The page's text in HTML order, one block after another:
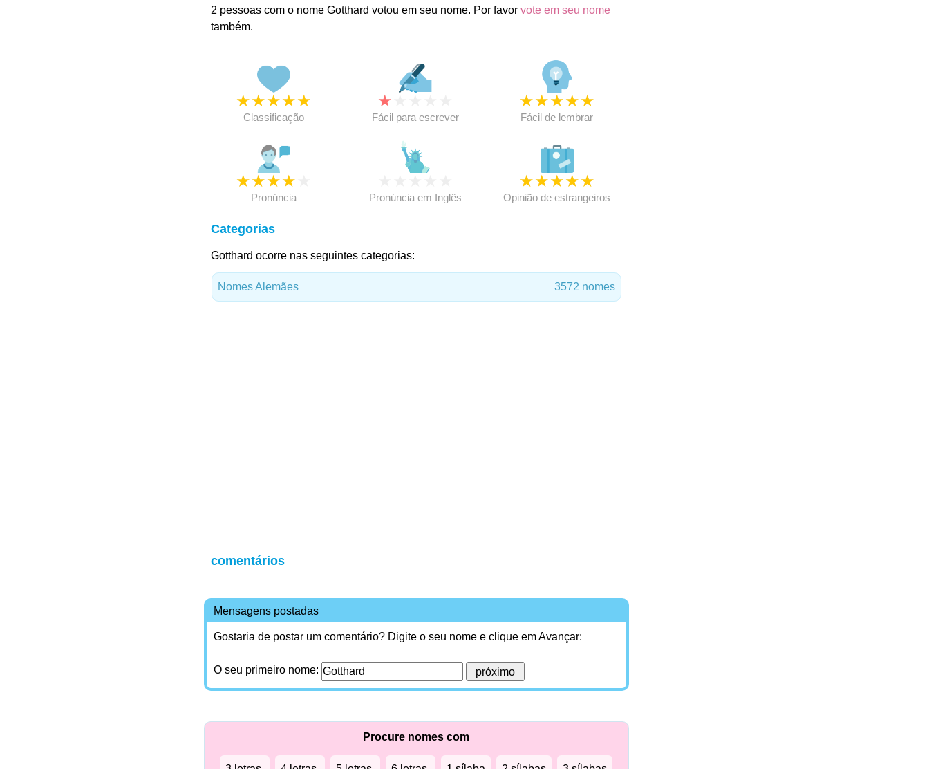
2 pessoas com o nome Gotthard votou em seu nome. Por favor vote em seu nome
também.
★★★★★
Classificação
★
Fácil para escrever
★★★★★
Fácil de lembrar
★★★★
Pronúncia Pronúncia em Inglês
★★★★★
Opinião de estrangeiros
Categorias
Gotthard ocorre nas seguintes categorias:
Nomes Alemães 3572 nomes
comentários
Mensagens postadas
Gostaria de postar um comentário? Digite o seu nome e clique em Avançar:
O seu primeiro nome:
Procure nomes com